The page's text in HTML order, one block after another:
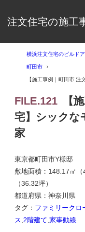
注文住宅の施工
横浜注文住宅のビルド
町田市
【施工事例｜町田市 注
FILE.121
【
宅】シックな
家
東京都町田市Y様邸
敷地面積：148.17㎡
（36.32坪）
都道府県：神奈川県
タグ： ファミリークロ
ス 2階建て 家事動線